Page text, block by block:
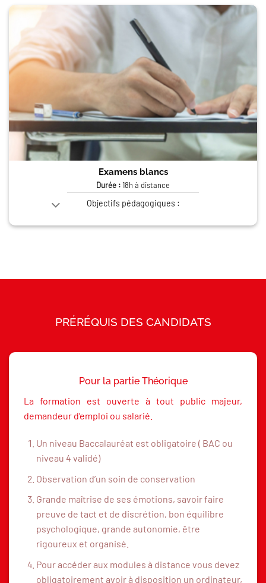
Examens blancs
Durée :18h à distance
Objectifs pédagogiques :
PRÉRÉQUIS DES CANDIDATS
Pour la partie Théorique
La formation est ouverte à tout public majeur,
demandeur d’emploi ou salarié.
Un niveau Baccalauréat est obligatoire ( BAC ou
niveau 4 validé)
Observation d’un soin de conservation
Grande maîtrise de ses émotions, savoir faire
preuve de tact et de discrétion, bon équilibre
psychologique, grande autonomie, être
rigoureux et organisé.
Pour accéder aux modules à distance vous devez
obligatoirement avoir à disposition un ordinateur,